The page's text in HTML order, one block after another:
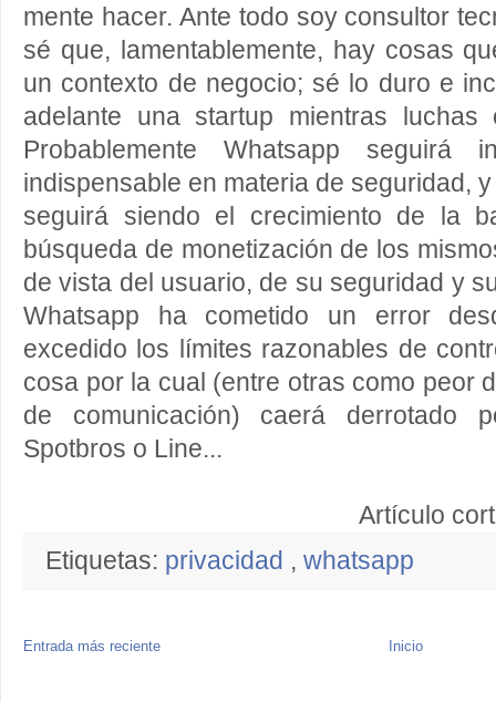
mente hacer. Ante todo soy consultor
sé que, lamentablemente, hay cosas
un contexto de negocio; sé lo duro e
adelante una startup mientras
Probablemente Whatsapp seguirá
indispensable en materia de seguridad,
seguirá siendo el crecimiento de la
búsqueda de monetización de los
de vista del usuario, de su seguridad y
Whatsapp ha cometido un error
excedido los límites razonables de
cosa por la cual (entre otras como peor
de comunicación) caerá derrotado
Spotbros o Line...
Artículo
Etiquetas: privacidad , whatsapp
Entrada más reciente Inicio